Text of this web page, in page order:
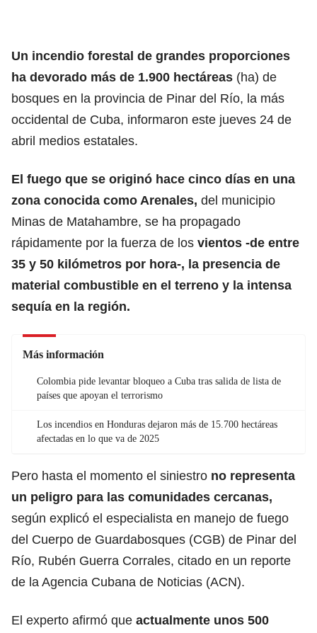
Un incendio forestal de grandes proporciones
ha devorado más de 1.900 hectáreas (ha) de
bosques en la provincia de Pinar del Río, la más
occidental de Cuba, informaron este jueves 24 de
abril medios estatales.
El fuego que se originó hace cinco días en una
zona conocida como Arenales, del municipio
Minas de Matahambre, se ha propagado
rápidamente por la fuerza de los vientos -de entre
35 y 50 kilómetros por hora-, la presencia de
material combustible en el terreno y la intensa
sequía en la región.
Más información
Colombia pide levantar bloqueo a Cuba tras salida de lista de
países que apoyan el terrorismo
Los incendios en Honduras dejaron más de 15.700 hectáreas
afectadas en lo que va de 2025
Pero hasta el momento el siniestro no representa
un peligro para las comunidades cercanas,
según explicó el especialista en manejo de fuego
del Cuerpo de Guardabosques (CGB) de Pinar del
Río, Rubén Guerra Corrales, citado en un reporte
de la Agencia Cubana de Noticias (ACN).
El experto afirmó que actualmente unos 500